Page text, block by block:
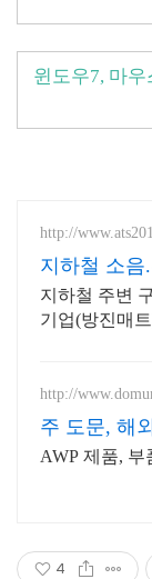
윈도우7, 마
http://
지하철 소음
지하철 주변
기업(방진매
http://
주 도문, 해
AWP 제품, 부
4